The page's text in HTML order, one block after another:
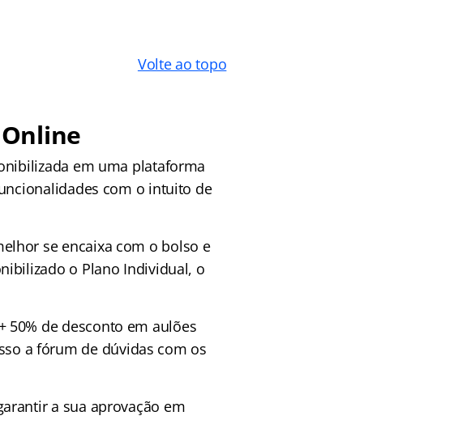
Volte ao topo
em uma plataforma
com o intuito de
se encaixa com o bolso e
o Plano Individual, o
50% de desconto em aulões
a fórum de dúvidas com os
a sua aprovação em